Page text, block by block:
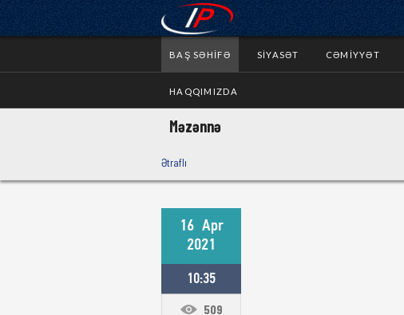
BAŞ SƏHIFƏ SIYASƏT CƏMIYYƏT
HAQQIMIZDA
Məzənnə
Ətraflı
16 Apr
2021
10:35
509